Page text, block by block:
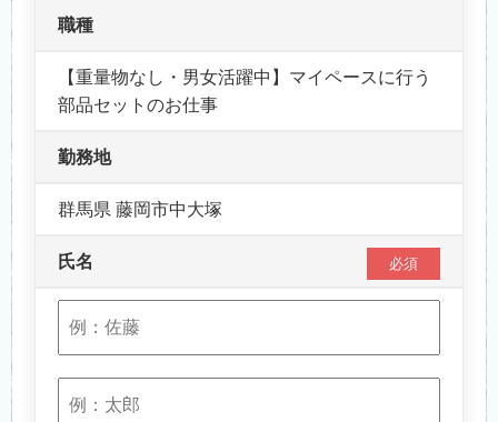
職種
【重量物なし・男女活躍中】マイペースに行う
部品セットのお仕事
勤務地
群馬県 藤岡市中大塚
氏名 必須